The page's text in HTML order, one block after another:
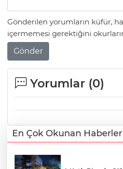
Gönderilen yorumların küfür,
içermemesi gerektiğini
Gönder
Yorumlar (0)
En Çok Okunan Haberler